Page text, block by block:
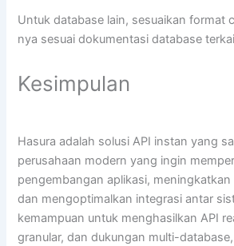
Untuk database lain, sesuaikan format
nya sesuai dokumentasi database
Kesimpulan
Hasura adalah solusi API instan yang
perusahaan modern yang ingin
pengembangan aplikasi, meningkatkan
dan mengoptimalkan integrasi antar
kemampuan untuk menghasilkan API
granular, dan dukungan multi-